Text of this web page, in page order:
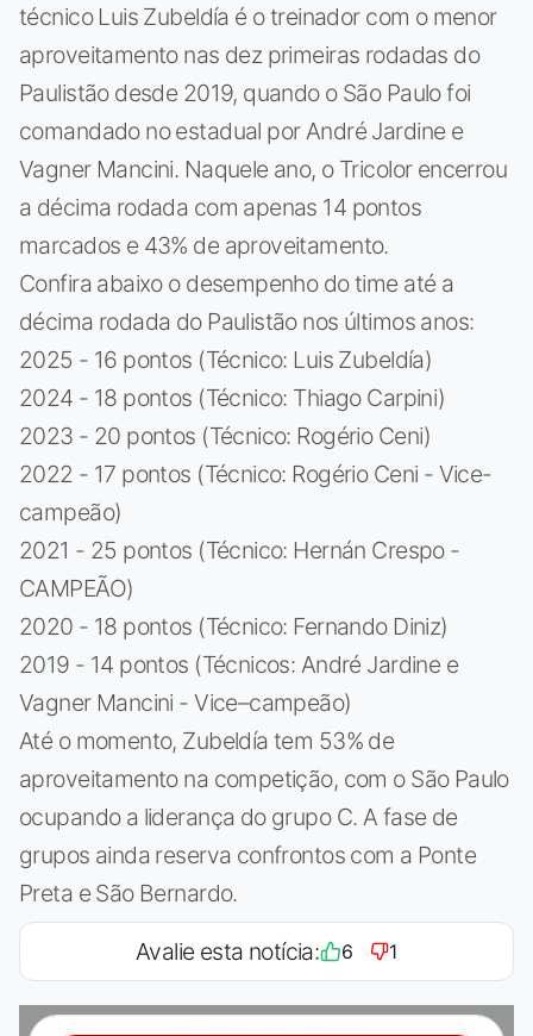
técnico Luis Zubeldía é o treinador com o menor
aproveitamento nas dez primeiras rodadas do
Paulistão desde 2019, quando o São Paulo foi
comandado no estadual por André Jardine e
Vagner Mancini. Naquele ano, o Tricolor encerrou
a décima rodada com apenas 14 pontos
marcados e 43% de aproveitamento.
Confira abaixo o desempenho do time até a
décima rodada do Paulistão nos últimos anos:
2025 - 16 pontos (Técnico: Luis Zubeldía)
2024 - 18 pontos (Técnico: Thiago Carpini)
2023 - 20 pontos (Técnico: Rogério Ceni)
2022 - 17 pontos (Técnico: Rogério Ceni - Vice-
campeão)
2021 - 25 pontos (Técnico: Hernán Crespo -
CAMPEÃO)
2020 - 18 pontos (Técnico: Fernando Diniz)
2019 - 14 pontos (Técnicos: André Jardine e
Vagner Mancini - Vice–campeão)
Até o momento, Zubeldía tem 53% de
aproveitamento na competição, com o São Paulo
ocupando a liderança do grupo C. A fase de
grupos ainda reserva confrontos com a Ponte
Preta e São Bernardo.
Avalie esta notícia: 6 1